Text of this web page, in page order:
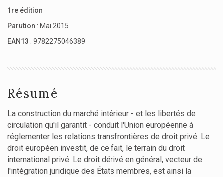
1re édition
Parution : Mai 2015
EAN13 : 9782275046389
Résumé
La construction du marché intérieur - et les libertés de
circulation qu'il garantit - conduit l'Union européenne à
réglementer les relations transfrontières de droit privé. Le
droit européen investit, de ce fait, le terrain du droit
international privé. Le droit dérivé en général, vecteur de
l'intégration juridique des États membres, est ainsi la